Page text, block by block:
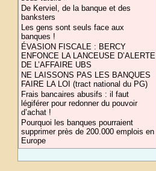
De Kerviel, de la banque et des
banksters
Les gens sont seuls face aux
banques !
ÉVASION FISCALE : BERCY
ENFONCE LA LANCEUSE D’ALERTE
DE L’AFFAIRE UBS
NE LAISSONS PAS LES BANQUES
FAIRE LA LOI (tract national du PG)
Frais bancaires abusifs : il faut
légiférer pour redonner du pouvoir
d’achat !
Pourquoi les banques pourraient
supprimer près de 200.000 emplois en
Europe